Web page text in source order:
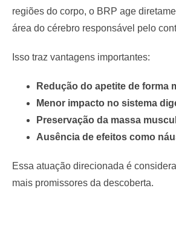
regiões do corpo, o BRP age
área do cérebro responsável pelo
Isso traz vantagens importantes:
Redução do apetite de forma
Menor impacto no sistema
Preservação da massa
Ausência de efeitos como
Essa atuação direcionada é
mais promissores da descoberta.